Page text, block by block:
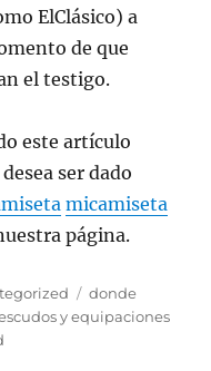
ElClásico) a
de que
el testigo.
este artículo
ser dado
micamiseta
página.
Etiquetas
donde
y equipaciones